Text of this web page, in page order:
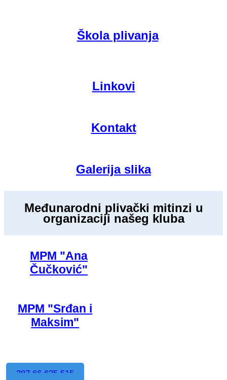
Škola plivanja
Linkovi
Kontakt
Galerija slika
Međunarodni plivački mitinzi u
organizaciji našeg kluba
MPM "Ana
Čučković"
MPM "Srđan i
Maksim"
387 66 635 515